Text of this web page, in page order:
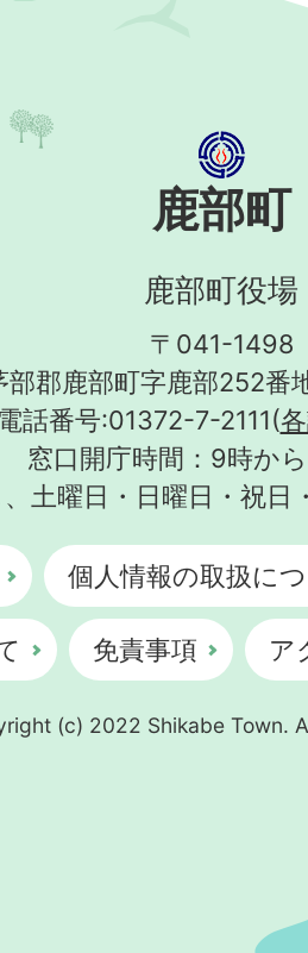
鹿部町
鹿部町役場
〒041-1498
部郡鹿部町字鹿部252番
電話番号:01372-7-2111(
窓口開庁時間：9時か
土曜日・日曜日・祝日
個人情報の取扱に
免責事項 ア
(c) 2022 Shikabe Town.